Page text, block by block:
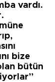
vardı.
bize
bütün
”